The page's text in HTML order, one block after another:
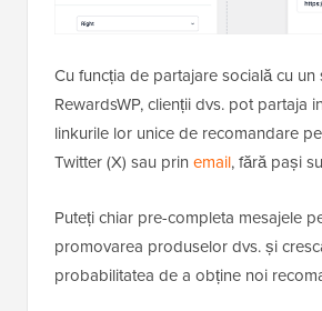
Cu funcția de partajare socială cu un
RewardsWP, clienții dvs. pot partaja
linkurile lor unice de recomandare
Twitter (X) sau prin email, fără pași
Puteți chiar pre-completa mesajele
promovarea produselor dvs. și
probabilitatea de a obține noi